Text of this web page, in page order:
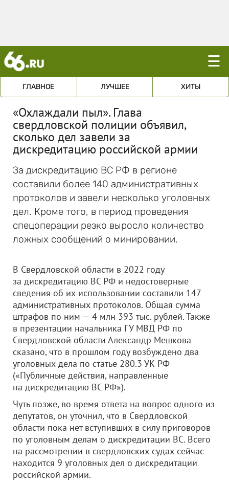
☰
ГЛАВНОЕ ЛУЧШЕЕ ХИТЫ
«Охлаждали пыл». Глава
свердловской полиции объявил,
сколько дел завели за
дискредитацию российской армии
За дискредитацию ВС РФ в регионе
составили более 140 административных
протоколов и завели несколько уголовных
дел. Кроме того, в период проведения
спецоперации резко выросло количество
ложных сообщений о минировании.
В Свердловской области в 2022 году
за дискредитацию ВС РФ и недостоверные
сведения об их использовании составили 147
административных протоколов. Общая сумма
штрафов по ним — 4 млн 393 тыс. рублей. Также
в презентации начальника ГУ МВД РФ по
Свердловской области Александр Мешкова
сказано, что в прошлом году возбуждено два
уголовных дела по статье 280.3 УК РФ
(«Публичные действия, направленные
на дискредитацию ВС РФ»).
Чуть позже, во время ответа на вопрос одного из
депутатов, он уточнил, что в Свердловской
области пока нет вступивших в силу приговоров
по уголовным делам о дискредитации ВС. Всего
на рассмотрении в свердловских судах сейчас
находится 9 уголовных дел о дискредитации
российской армии.